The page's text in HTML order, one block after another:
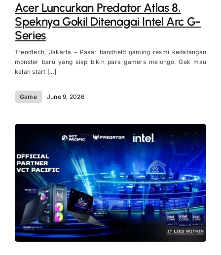
Acer Luncurkan Predator Atlas 8,
Speknya Gokil Ditenagai Intel Arc G-
Series
Trendtech, Jakarta – Pasar handheld gaming resmi kedatangan
monster baru yang siap bikin para gamers melongo. Gak mau
kalah start [...]
Game June 9, 2026